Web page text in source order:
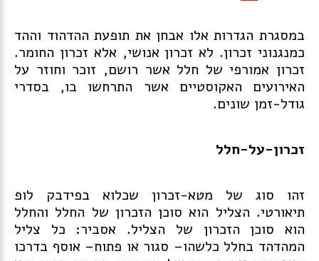
במסגרת הגדרות אלו אבחן את תופעת ההדהוד וההד
כמנגנוני זכרון. לא זכרון אנושי, אלא זכרון החומר.
זכרון אמורפי של חלל אשר רושם, זוכר וחוזר על
האירועים האקוסטיים אשר התרחשו בו, בסדרי
גודל-זמן שונים.
זכרון-על-חלל
זהו סוג של מטא-זכרון שכלוא בפידבק לופ
תיאורטי. הצליל הוא סוכן הזכרון של החלל והחלל
הוא סוכן הזכרון של הצליל. אסביר: כל צליל
המהדהד בחלל כלשהו– סגור או פתוח– אוסף בדרכו